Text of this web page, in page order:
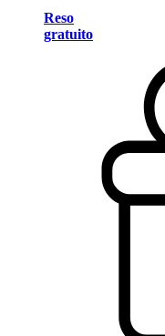
Reso
gratuito